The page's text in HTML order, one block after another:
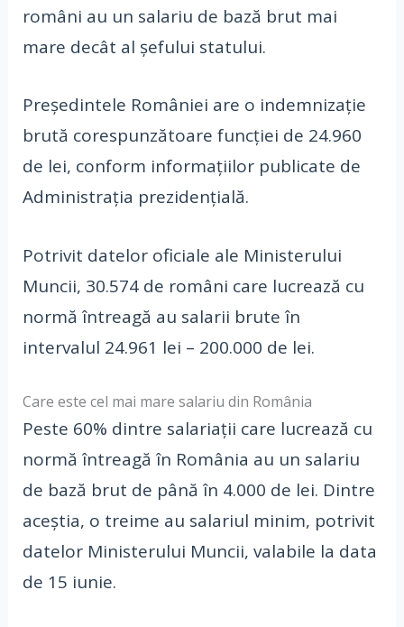
români au un salariu de bază brut mai
mare decât al șefului statului.
Președintele României are o indemnizație
brută corespunzătoare funcției de 24.960
de lei, conform informațiilor publicate de
Administrația prezidențială.
Potrivit datelor oficiale ale Ministerului
Muncii, 30.574 de români care lucrează cu
normă întreagă au salarii brute în
intervalul 24.961 lei – 200.000 de lei.
Care este cel mai mare salariu din România
Peste 60% dintre salariații care lucrează cu
normă întreagă în România au un salariu
de bază brut de până în 4.000 de lei. Dintre
aceștia, o treime au salariul minim, potrivit
datelor Ministerului Muncii, valabile la data
de 15 iunie.